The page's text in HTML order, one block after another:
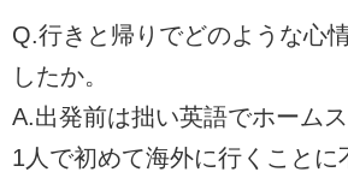
Q.行きと帰りでどのような心
したか。
A.出発前は拙い英語でホームス
1人で初めて海外に行くことに